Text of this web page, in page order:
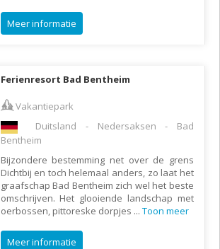
Meer informatie
Ferienresort Bad Bentheim
Vakantiepark
Duitsland - Nedersaksen - Bad
Bentheim
Bijzondere bestemming net over de grens
Dichtbij en toch helemaal anders, zo laat het
graafschap Bad Bentheim zich wel het beste
omschrijven. Het glooiende landschap met
oerbossen, pittoreske dorpjes ... Toon meer
Meer informatie